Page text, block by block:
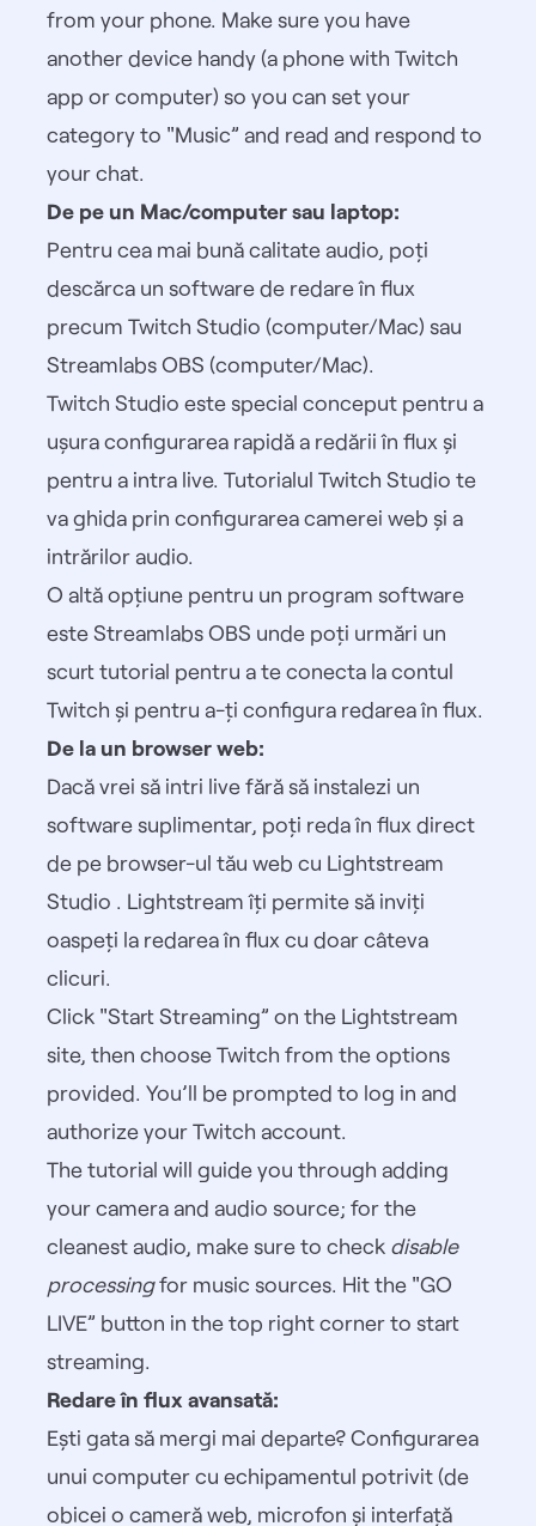
from your phone. Make sure you have
another device handy (a phone with Twitch
app or computer) so you can set your
category to "Music” and read and respond to
your chat.
De pe un Mac/computer sau laptop:
Pentru cea mai bună calitate audio, poți
descărca un software de redare în flux
precum Twitch Studio (computer/Mac) sau
Streamlabs OBS (computer/Mac).
Twitch Studio este special conceput pentru a
ușura configurarea rapidă a redării în flux și
pentru a intra live. Tutorialul Twitch Studio te
va ghida prin configurarea camerei web și a
intrărilor audio.
O altă opțiune pentru un program software
esteStreamlabs OBS unde poți urmări un
scurt tutorial pentru a te conecta la contul
Twitch și pentru a-ți configura redarea în flux.
De la un browser web:
Dacă vrei să intri live fără să instalezi un
software suplimentar, poți reda în flux direct
de pe browser-ul tău web cu Lightstream
Studio . Lightstream îți permite să inviți
oaspeți la redarea în flux cu doar câteva
clicuri.
Click "Start Streaming” on the Lightstream
site, then choose Twitch from the options
provided. You’ll be prompted to log in and
authorize your Twitch account.
The tutorial will guide you through adding
your camera and audio source; for the
cleanest audio, make sure to check disable
processingfor music sources. Hit the "GO
LIVE” button in the top right corner to start
streaming.
Redare în flux avansată:
Ești gata să mergi mai departe? Configurarea
unui computer cu echipamentul potrivit (de
obicei o cameră web, microfon și interfață